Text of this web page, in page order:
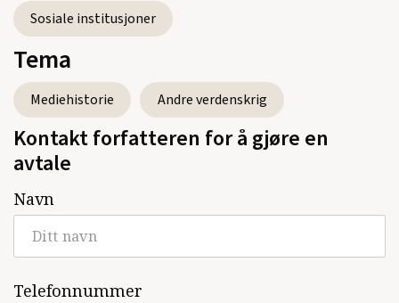
Sosiale institusjoner
Tema
Mediehistorie Andre verdenskrig
Kontakt forfatteren for å gjøre en
avtale
Navn
Telefonnummer